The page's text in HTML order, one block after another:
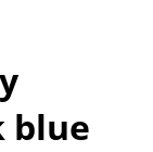
blue